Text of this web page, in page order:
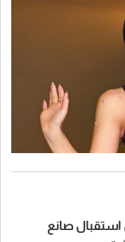
صانع